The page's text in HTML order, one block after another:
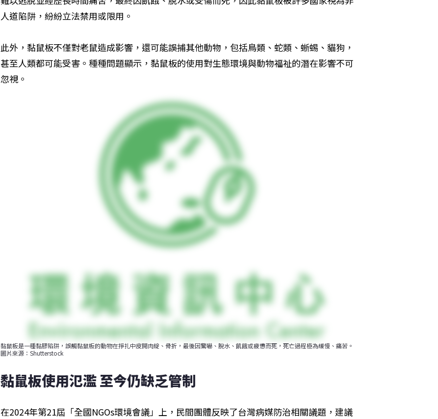
人道陷阱，紛紛立法禁用或限用。
此外，黏鼠板不僅對老鼠造成影響，還可能誤捕其他動物，包括鳥類、蛇類、蜥蜴、貓狗，
甚至人類都可能受害。種種問題顯示，黏鼠板的使用對生態環境與動物福祉的潛在影響不可
忽視。
黏鼠板是一種黏膠陷阱，誤觸黏鼠板的動物在掙扎中皮開肉綻、骨折，最後因驚嚇、脫水、飢餓或疲憊而死，死亡過程極為緩慢、痛苦。
圖片來源：Shutterstock
黏鼠板使用氾濫 至今仍缺乏管制
在2024年第21屆「全國NGOs環境會議」上，民間團體反映了台灣病媒防治相關議題，建議